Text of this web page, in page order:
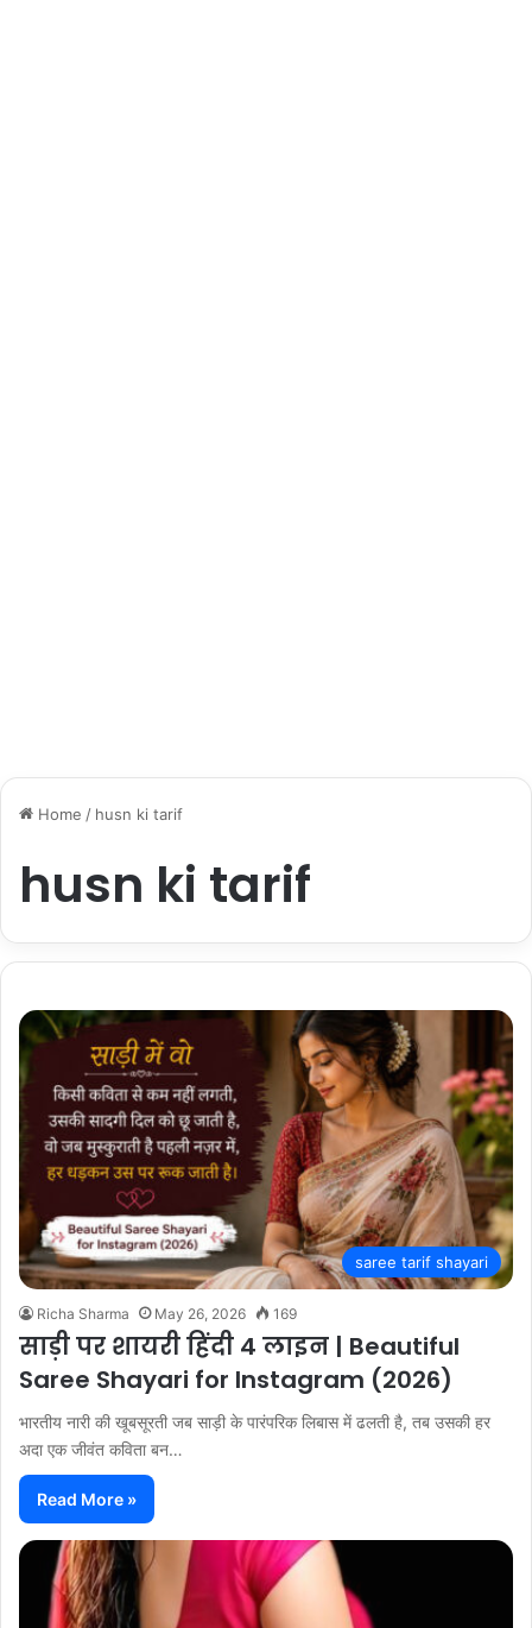
Home / husn ki tarif
husn ki tarif
saree tarif shayari
Richa Sharma May 26, 2026 169
साड़ी पर शायरी हिंदी 4 लाइन | Beautiful
Saree Shayari for Instagram (2026)
भारतीय नारी की खूबसूरती जब साड़ी के पारंपरिक लिबास में ढलती है, तब उसकी हर
अदा एक जीवंत कविता बन…
Read More »